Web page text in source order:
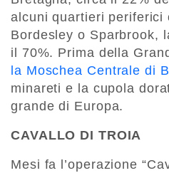
alcuni quartieri periferici
Bordesley o Sparbrook,
il 70%. Prima della
la Moschea Centrale di
minareti e la cupola
grande di Europa.
CAVALLO DI TROIA
Mesi fa l’operazione